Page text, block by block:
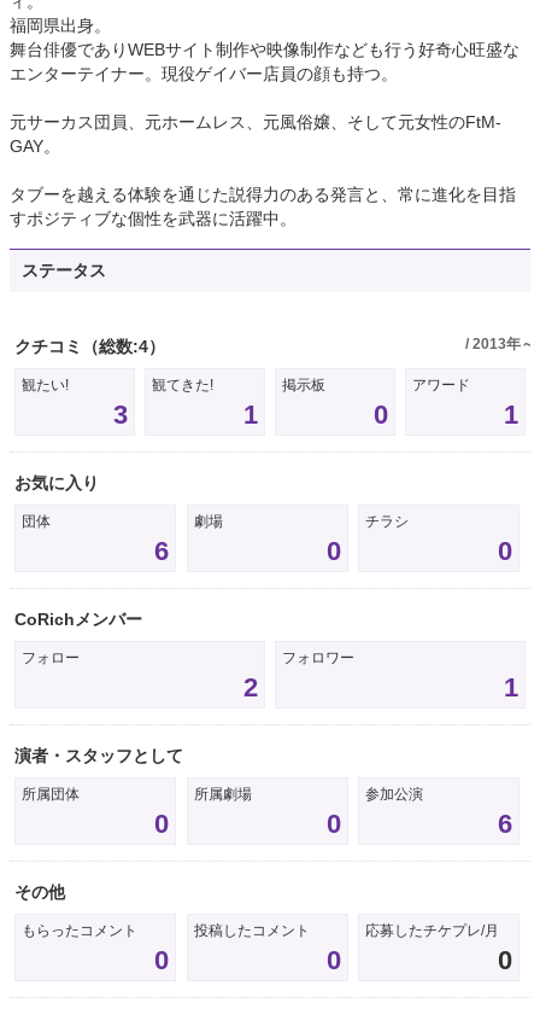
福岡県出身。
舞台俳優でありWEBサイト制作や映像制作なども行う好奇心旺盛な
エンターテイナー。現役ゲイバー店員の顔も持つ。
元サーカス団員、元ホームレス、元風俗嬢、そして元女性のFtM-
GAY。
タブーを越える体験を通じた説得力のある発言と、常に進化を目指
すポジティブな個性を武器に活躍中。
ステータス
クチコミ （総数:4） / 2013年～
観たい!
3
観てきた!
1
掲示板
0
アワード
1
お気に入り
団体
6
劇場
0
チラシ
0
CoRichメンバー
フォロー
2
フォロワー
1
演者・スタッフとして
所属団体
0
所属劇場
0
参加公演
6
その他
もらったコメント
0
投稿したコメント
0
応募したチケプレ/月
0